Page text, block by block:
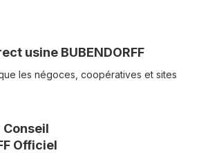
usine BUBENDORFF
les négoces, coopératives et sites
Officiel